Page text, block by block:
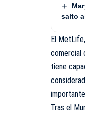
salto
El
comercial
tiene
Tras el